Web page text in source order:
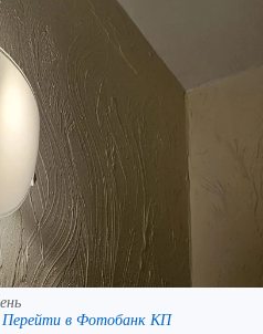
Перейти в Фотобанк КП